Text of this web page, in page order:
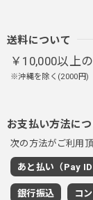
クにチャック
送料について
￥10,000以上
※沖縄を除く(2000円)
お支払い方法に
次の方法がご利用頂
あと払い（Pay ID
銀行振込 コ